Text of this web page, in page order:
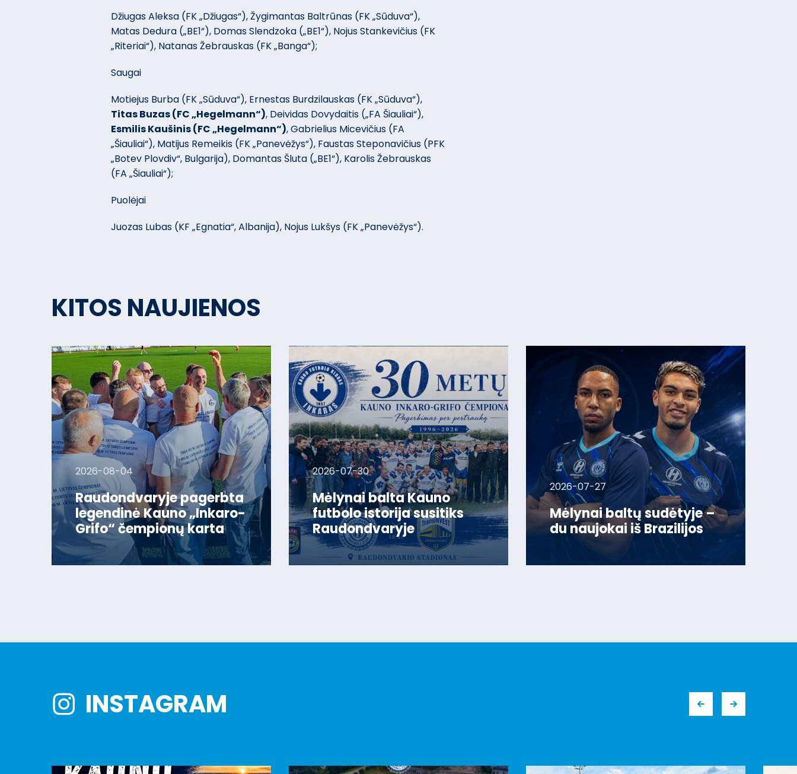
Džiugas Aleksa (FK „Džiugas“), Žygimantas Baltrūnas (FK „Sūduva“),
Matas Dedura („BE1“), Domas Slendzoka („BE1“), Nojus Stankevičius (FK
„Riteriai“), Natanas Žebrauskas (FK „Banga“);
Saugai
Motiejus Burba (FK „Sūduva“), Ernestas Burdzilauskas (FK „Sūduva“),
Titas Buzas (FC „Hegelmann“), Deividas Dovydaitis („FA Šiauliai“),
Esmilis Kaušinis (FC „Hegelmann“), Gabrielius Micevičius (FA
„Šiauliai“), Matijus Remeikis (FK „Panevėžys“), Faustas Steponavičius (PFK
„Botev Plovdiv“, Bulgarija), Domantas Šluta („BE1“), Karolis Žebrauskas
(FA „Šiauliai“);
Puolėjai
Juozas Lubas (KF „Egnatia“, Albanija), Nojus Lukšys (FK „Panevėžys“).
KITOS NAUJIENOS
2026-08-04
Raudondvaryje pagerbta
legendinė Kauno „Inkaro-
Grifo“ čempionų karta
2026-07-30
Mėlynai balta Kauno
futbolo istorija susitiks
Raudondvaryje
2026-07-27
Mėlynai baltų sudėtyje –
du naujokai iš Brazilijos
INSTAGRAM